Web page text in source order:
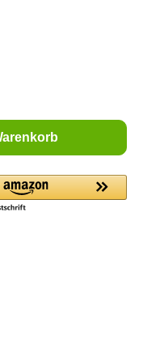
Schaltflächen um die Anzahl zu